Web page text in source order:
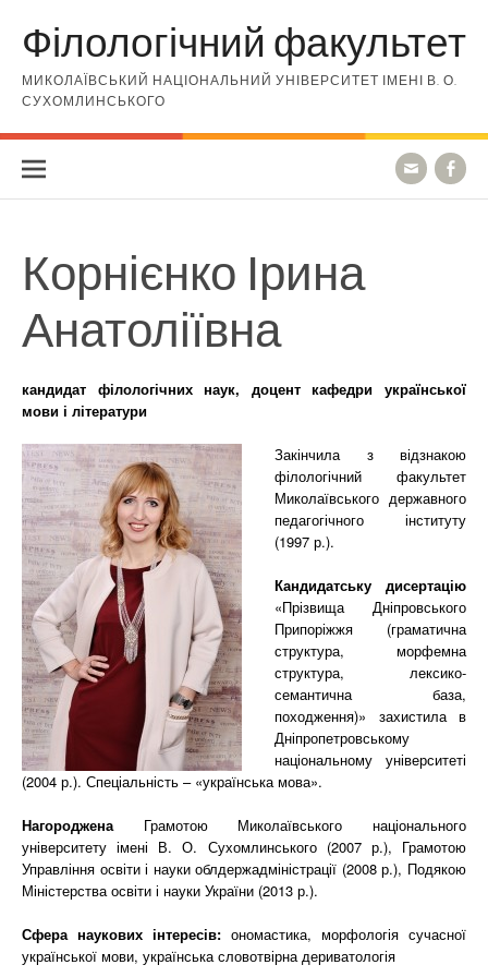
Філологічний факультет
МИКОЛАЇВСЬКИЙ НАЦІОНАЛЬНИЙ УНІВЕРСИТЕТ ІМЕНІ В. О.
СУХОМЛИНСЬКОГО
Корнієнко Ірина
Анатоліївна
кандидат філологічних наук, доцент кафедри української
мови і літератури
Закінчила з відзнакою
філологічний факультет
Миколаївського державного
педагогічного інституту
(1997 р.).
Кандидатську дисертацію
«Прізвища Дніпровського
Припоріжжя (граматична
структура, морфемна
структура, лексико-
семантична база,
походження)» захистила в
Дніпропетровському
національному університеті
(2004 р.). Спеціальність – «українська мова».
Нагороджена Грамотою Миколаївського національного
університету імені В. О. Сухомлинського (2007 р.), Грамотою
Управління освіти і науки облдержадміністрації (2008 р.), Подякою
Міністерства освіти і науки України (2013 р.).
Сфера наукових інтересів: ономастика, морфологія сучасної
української мови, українська словотвірна дериватологія